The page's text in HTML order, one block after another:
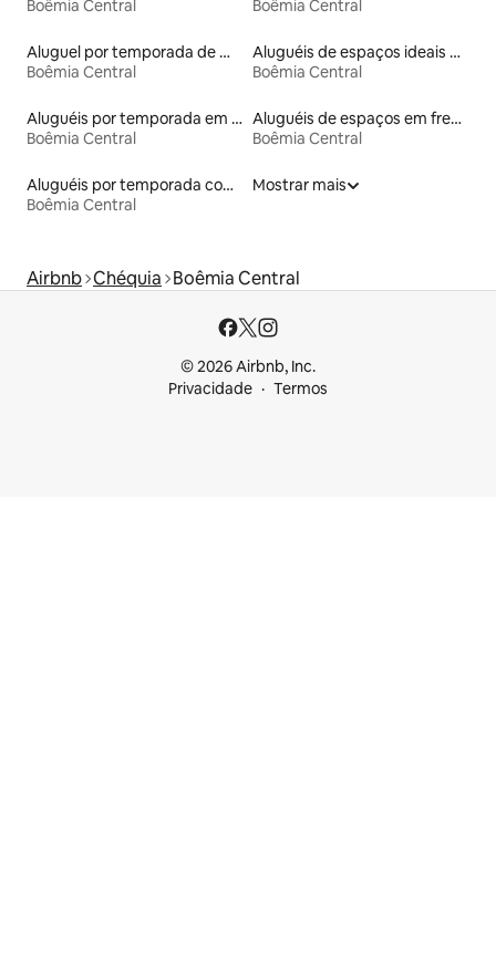
Boêmia Central
Boêmia Central
Aluguel por temporada de microcasas
Boêmia Central
Aluguéis de espaços ideais para famílias
Boêmia Central
Aluguéis por temporada em hotéis-fazenda
Boêmia Central
Aluguéis de espaços em frente à praia
Boêmia Central
Aluguéis por temporada com cama de altura acessível
Boêmia Central
Mostrar mais
Airbnb Chéquia Boêmia Central
© 2026 Airbnb, Inc.
Privacidade
Termos